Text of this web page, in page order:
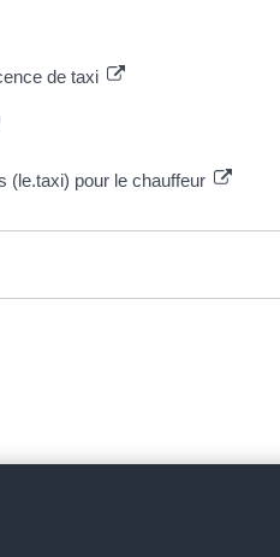
de taxi
(le.taxi) pour le chauffeur